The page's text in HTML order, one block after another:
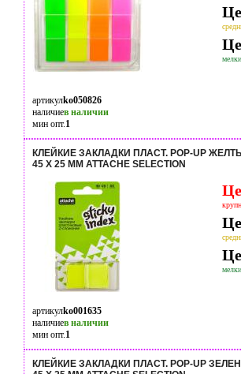
артикулko050826
наличиев наличии
мин опт.1
КЛЕЙКИЕ ЗАКЛАДКИ ПЛАСТ. POP-UP
45 Х 25 ММ ATTACHE SELECTION
артикулko001635
наличиев наличии
мин опт.1
КЛЕЙКИЕ ЗАКЛАДКИ ПЛАСТ. POP-UP